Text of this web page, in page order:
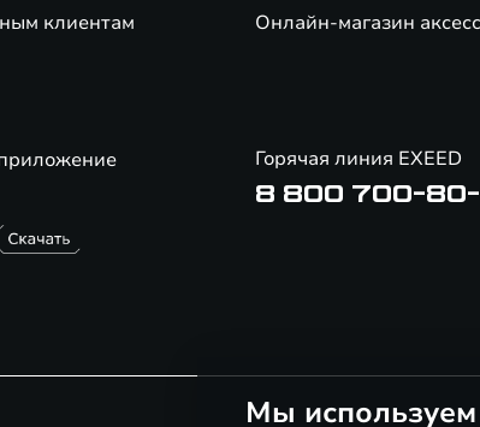
клиентам
Онлайн-магазин
Горячая линия EXEED
8 800 700-
Мы используем